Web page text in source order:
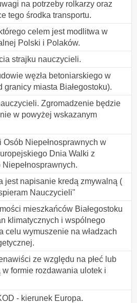
na potrzeby rolkarzy oraz
tego środka transportu.
celem jest modlitwa w
Polski i Polaków.
strajku nauczycieli.
węzła betoniarskiego w
granicy miasta Białegostoku).
Zgromadzenie będzie
w powyżej wskazanym
Osób Niepełnosprawnych w
Dnia Walki z
jest napisanie kredą zmywalną (
Nauczycieli"
mieszkańców Białegostoku
klimatycznych i wspólnego
celu wymuszenie na władzach
ze względu na płeć lub
formie rozdawania ulotek i
- kierunek Europa.